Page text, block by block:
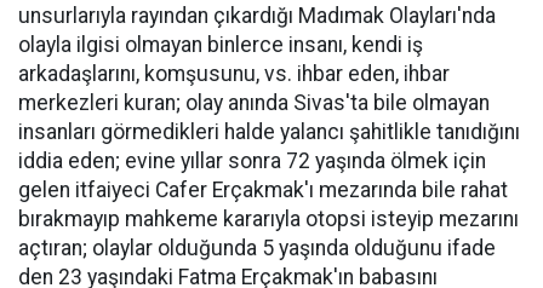
unsurlarıyla rayından çıkardığı Madımak Olayları'nda
olayla ilgisi olmayan binlerce insanı, kendi iş
arkadaşlarını, komşusunu, vs. ihbar eden, ihbar
merkezleri kuran; olay anında Sivas'ta bile olmayan
insanları görmedikleri halde yalancı şahitlikle tanıdığını
iddia eden; evine yıllar sonra 72 yaşında ölmek için
gelen itfaiyeci Cafer Erçakmak'ı mezarında bile rahat
bırakmayıp mahkeme kararıyla otopsi isteyip mezarını
açtıran; olaylar olduğunda 5 yaşında olduğunu ifade
den 23 yaşındaki Fatma Erçakmak'ın babasını